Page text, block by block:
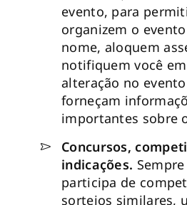
evento, para
organizem o
nome, aloquem
notifiquem você
alteração no
forneçam
importantes sobre
Concursos,
indicações.
participa de
sorteios similares,